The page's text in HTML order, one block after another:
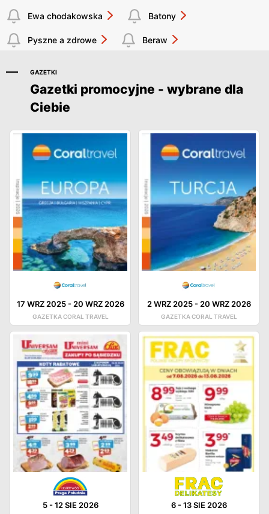
Ewa chodakowska Batony
Pyszne a zdrowe Beraw
GAZETKI
Gazetki promocyjne - wybrane dla
Ciebie
17 WRZ 2025- 20 WRZ 2026
GAZETKA CORAL TRAVEL
2 WRZ 2025- 20 WRZ 2026
GAZETKA CORAL TRAVEL
5-12 SIE 2026 6-13 SIE 2026